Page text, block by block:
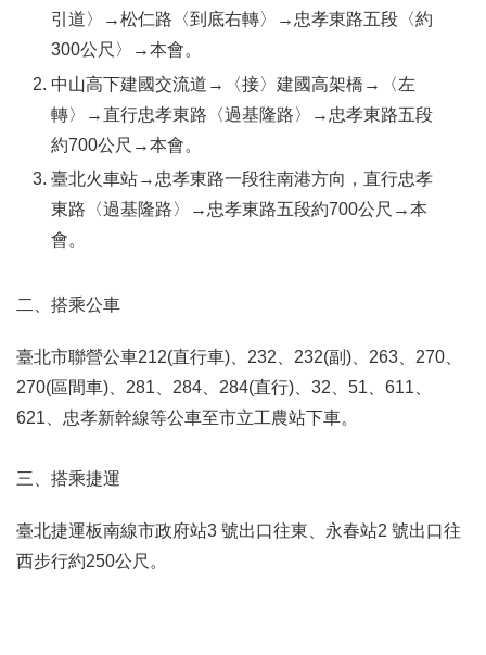
引道〉→松仁路〈到底右轉〉→忠孝東路五段〈約
300公尺〉→本會。
中山高下建國交流道→〈接〉建國高架橋→〈左
轉〉→直行忠孝東路〈過基隆路〉→忠孝東路五段
約700公尺→本會。
臺北火車站→忠孝東路一段往南港方向，直行忠孝
東路〈過基隆路〉→忠孝東路五段約700公尺→本
會。
二、搭乘公車
臺北市聯營公車212(直行車)、232、232(副)、263、270、
270(區間車)、281、284、284(直行)、32、51、611、
621、忠孝新幹線等公車至市立工農站下車。
三、搭乘捷運
臺北捷運板南線市政府站3 號出口往東、永春站2 號出口往
西步行約250公尺。